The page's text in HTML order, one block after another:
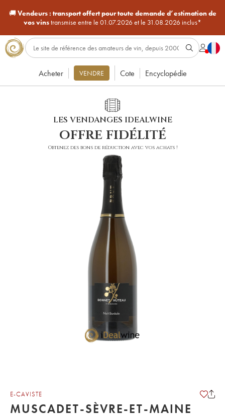
🚚Vendeurs : transport offert pour toute demande d’estimation de
vos vinstransmise entre le 01.07.2026 et le 31.08.2026 inclus*
Acheter VENDRE Cote Encyclopédie
LES VENDANGES IDEALWINE
offre fidélité
Obtenez des bons de réduction avec vos achats !
E-CAVISTE
MUSCADET-SÈVRE-ET-MAINE